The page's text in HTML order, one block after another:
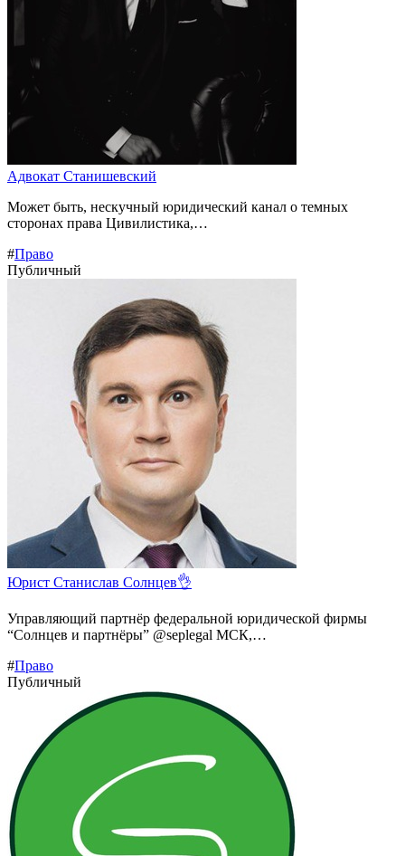
Адвокат Станишевский
Может быть, нескучный юридический канал о темных
сторонах права Цивилистика,…
#Право
Публичный
Юрист Станислав Солнцев👌
Управляющий партнёр федеральной юридической фирмы
“Солнцев и партнёры” @seplegal МСК,…
#Право
Публичный